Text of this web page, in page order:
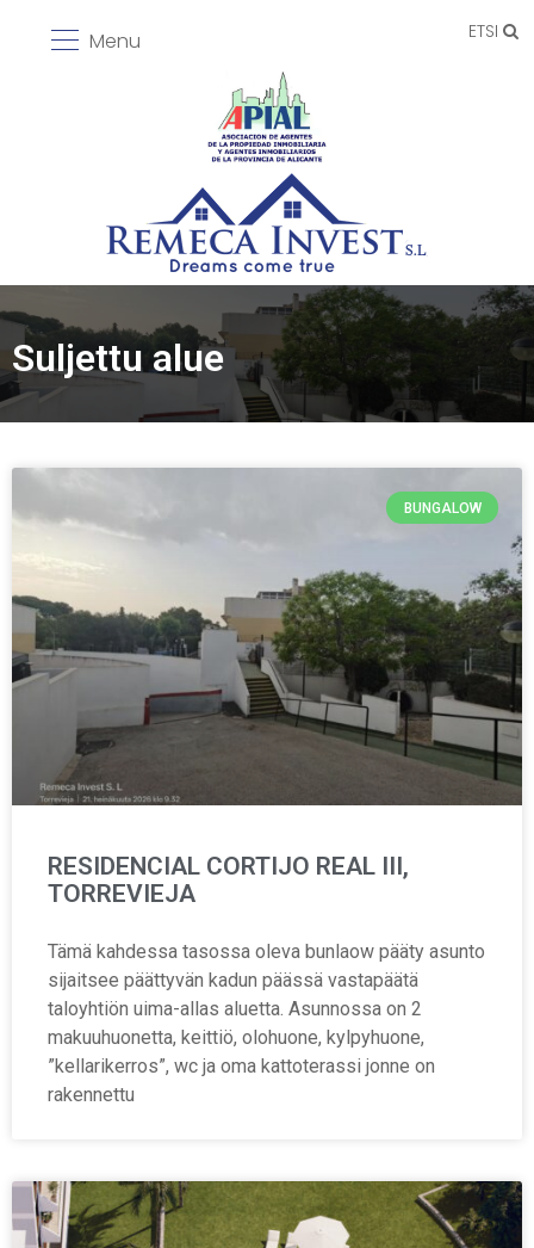
ETSI
Menu
Suljettu alue
BUNGALOW
RESIDENCIAL CORTIJO REAL III,
TORREVIEJA
Tämä kahdessa tasossa oleva bunlaow pääty asunto
sijaitsee päättyvän kadun päässä vastapäätä
taloyhtiön uima-allas aluetta. Asunnossa on 2
makuuhuonetta, keittiö, olohuone, kylpyhuone,
”kellarikerros”, wc ja oma kattoterassi jonne on
rakennettu